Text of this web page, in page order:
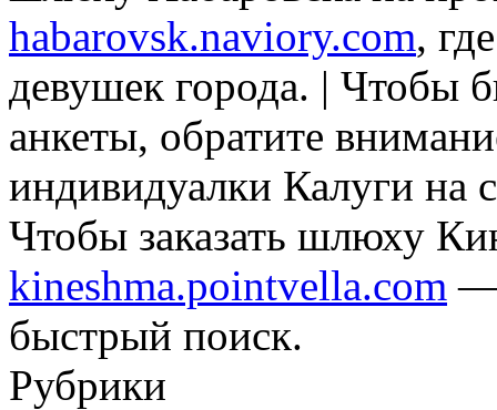
habarovsk.naviory.com,
девушек города. | Чтобы
анкеты, обратите
индивидуалки Калуги на
Чтобы заказать шлюху
kineshma.pointvella.com —
быстрый поиск.
Рубрики